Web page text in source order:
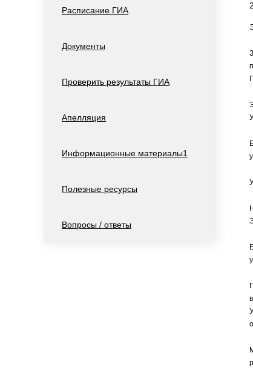
Расписание ГИА
Документы
Проверить результаты ГИА
Апелляция
Информационные материалы1
Полезные ресурсы
Вопросы / ответы